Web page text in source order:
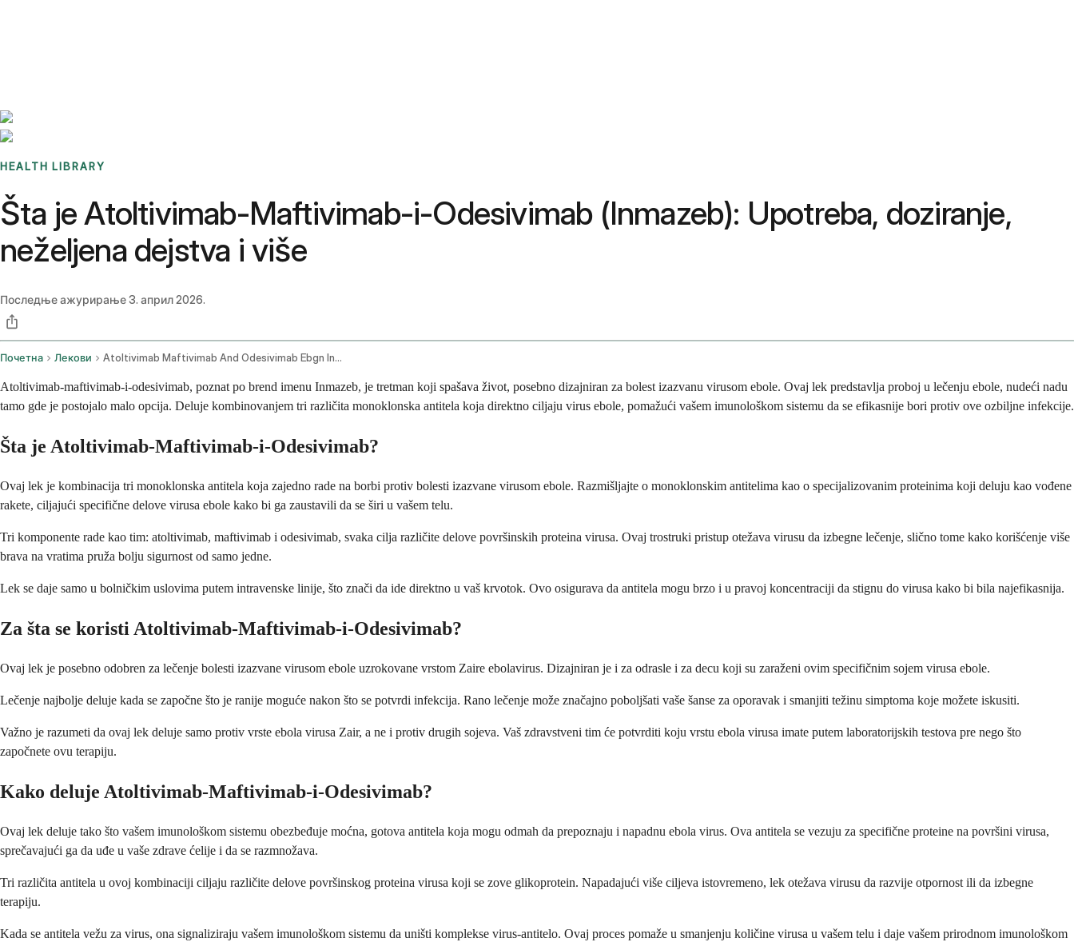
HEALTH LIBRARY
Šta je Atoltivimab-Maftivimab-i-Odesivimab (Inmazeb): Upotreba, doziranje,
neželjena dejstva i više
Последње ажурирање3. април 2026.
Почетна Лекови Atoltivimab Maftivimab And Odesivimab Ebgn Intravenous Route
Atoltivimab-maftivimab-i-odesivimab, poznat po brend imenu Inmazeb, je tretman koji spašava život, posebno dizajniran za bolest izazvanu virusom ebole. Ovaj lek predstavlja proboj u lečenju ebole, nudeći nadu
tamo gde je postojalo malo opcija. Deluje kombinovanjem tri različita monoklonska antitela koja direktno ciljaju virus ebole, pomažući vašem imunološkom sistemu da se efikasnije bori protiv ove ozbiljne infekcije.
Šta je Atoltivimab-Maftivimab-i-Odesivimab?
Ovaj lek je kombinacija tri monoklonska antitela koja zajedno rade na borbi protiv bolesti izazvane virusom ebole. Razmišljajte o monoklonskim antitelima kao o specijalizovanim proteinima koji deluju kao vođene
rakete, ciljajući specifične delove virusa ebole kako bi ga zaustavili da se širi u vašem telu.
Tri komponente rade kao tim: atoltivimab, maftivimab i odesivimab, svaka cilja različite delove površinskih proteina virusa. Ovaj trostruki pristup otežava virusu da izbegne lečenje, slično tome kako korišćenje više
brava na vratima pruža bolju sigurnost od samo jedne.
Lek se daje samo u bolničkim uslovima putem intravenske linije, što znači da ide direktno u vaš krvotok. Ovo osigurava da antitela mogu brzo i u pravoj koncentraciji da stignu do virusa kako bi bila najefikasnija.
Za šta se koristi Atoltivimab-Maftivimab-i-Odesivimab?
Ovaj lek je posebno odobren za lečenje bolesti izazvane virusom ebole uzrokovane vrstom Zaire ebolavirus. Dizajniran je i za odrasle i za decu koji su zaraženi ovim specifičnim sojem virusa ebole.
Lečenje najbolje deluje kada se započne što je ranije moguće nakon što se potvrdi infekcija. Rano lečenje može značajno poboljšati vaše šanse za oporavak i smanjiti težinu simptoma koje možete iskusiti.
Važno je razumeti da ovaj lek deluje samo protiv vrste ebola virusa Zair, a ne i protiv drugih sojeva. Vaš zdravstveni tim će potvrditi koju vrstu ebola virusa imate putem laboratorijskih testova pre nego što
započnete ovu terapiju.
Kako deluje Atoltivimab-Maftivimab-i-Odesivimab?
Ovaj lek deluje tako što vašem imunološkom sistemu obezbeđuje moćna, gotova antitela koja mogu odmah da prepoznaju i napadnu ebola virus. Ova antitela se vezuju za specifične proteine na površini virusa,
sprečavajući ga da uđe u vaše zdrave ćelije i da se razmnožava.
Tri različita antitela u ovoj kombinaciji ciljaju različite delove površinskog proteina virusa koji se zove glikoprotein. Napadajući više ciljeva istovremeno, lek otežava virusu da razvije otpornost ili da izbegne
terapiju.
Kada se antitela vežu za virus, ona signaliziraju vašem imunološkom sistemu da uništi komplekse virus-antitelo. Ovaj proces pomaže u smanjenju količine virusa u vašem telu i daje vašem prirodnom imunološkom